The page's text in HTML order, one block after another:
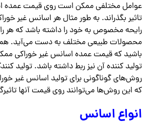
عوامل مختلفی ممکن است روی قیمت عمده
تاثیر بگذراند. به طور مثال هر اسانس غیر
رایحه مخصوص به خود را داشته باشد که هر
محصولات طبیعی مختلف به دست می‌آید.
باشید که قیمت عمده اسانس غیر خوراکی
تولید کننده آن نیز ربط داشته باشد. تولید
روش‌های گوناگونی برای تولید اسانس غیر
که این روش‌ها می‌توانند روی قیمت آنها
انواع اسانس